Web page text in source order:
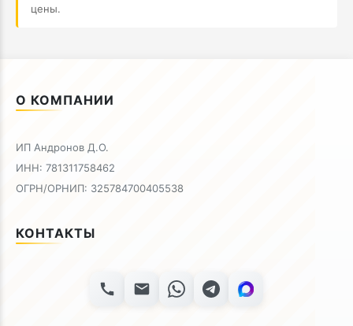
цены.
О КОМПАНИИ
ИП Андронов Д.О.
ИНН: 781311758462
ОГРН/ОРНИП: 325784700405538
КОНТАКТЫ